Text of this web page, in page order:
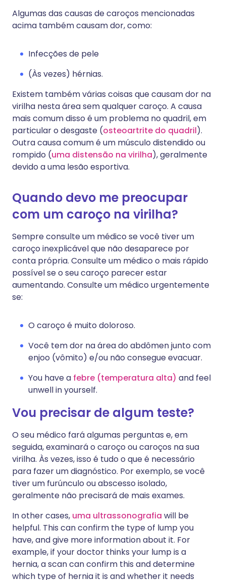
Algumas das causas de caroços mencionadas
acima também causam dor, como:
Infecções de pele
(Às vezes) hérnias.
Existem também várias coisas que causam dor na
virilha nesta área sem qualquer caroço. A causa
mais comum disso é um problema no quadril, em
particular o desgaste (osteoartrite do quadril).
Outra causa comum é um músculo distendido ou
rompido (uma distensão na virilha), geralmente
devido a uma lesão esportiva.
Quando devo me preocupar
com um caroço na virilha?
Sempre consulte um médico se você tiver um
caroço inexplicável que não desaparece por
conta própria. Consulte um médico o mais rápido
possível se o seu caroço parecer estar
aumentando. Consulte um médico urgentemente
se:
O caroço é muito doloroso.
Você tem dor na área do abdômen junto com
enjoo (vômito) e/ou não consegue evacuar.
You have a febre (temperatura alta) and feel
unwell in yourself.
Vou precisar de algum teste?
O seu médico fará algumas perguntas e, em
seguida, examinará o caroço ou caroços na sua
virilha. Às vezes, isso é tudo o que é necessário
para fazer um diagnóstico. Por exemplo, se você
tiver um furúnculo ou abscesso isolado,
geralmente não precisará de mais exames.
In other cases, uma ultrassonografia will be
helpful. This can confirm the type of lump you
have, and give more information about it. For
example, if your doctor thinks your lump is a
hernia, a scan can confirm this and determine
which type of hernia it is and whether it needs